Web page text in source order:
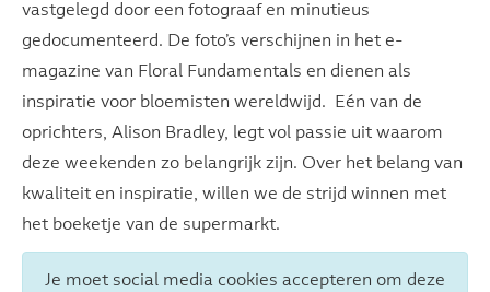
vastgelegd door een fotograaf en minutieus
gedocumenteerd. De foto’s verschijnen in het e-
magazine van Floral Fundamentals en dienen als
inspiratie voor bloemisten wereldwijd. Eén van de
oprichters, Alison Bradley, legt vol passie uit waarom
deze weekenden zo belangrijk zijn. Over het belang van
kwaliteit en inspiratie, willen we de strijd winnen met
het boeketje van de supermarkt.
Je moet social media cookies accepteren om deze